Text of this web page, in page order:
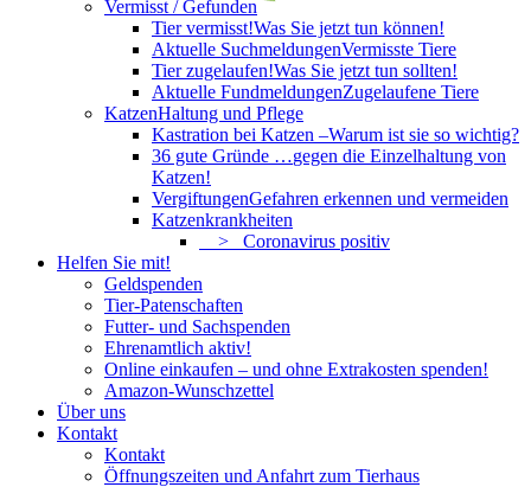
Vermisst / Gefunden
Tier vermisst!Was Sie jetzt tun können!
Aktuelle SuchmeldungenVermisste Tiere
Tier zugelaufen!Was Sie jetzt tun sollten!
Aktuelle FundmeldungenZugelaufene Tiere
KatzenHaltung und Pflege
Kastration bei Katzen –Warum ist sie so wichtig?
36 gute Gründe …gegen die Einzelhaltung von
Katzen!
VergiftungenGefahren erkennen und vermeiden
Katzenkrankheiten
> Coronavirus positiv
Helfen Sie mit!
Geldspenden
Tier-Patenschaften
Futter- und Sachspenden
Ehrenamtlich aktiv!
Online einkaufen – und ohne Extrakosten spenden!
Amazon-Wunschzettel
Über uns
Kontakt
Kontakt
Öffnungszeiten und Anfahrt zum Tierhaus